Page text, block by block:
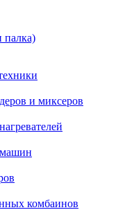
и миксеров
комбаинов